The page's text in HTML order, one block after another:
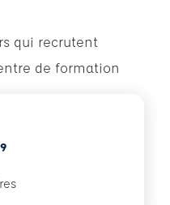
qui recrutent
de formation